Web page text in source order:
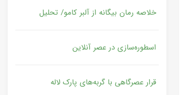
خلاصه رمان بیگانه از آلبر کامو/ تحلیل
اسطوره‌سازی در عصر آنلاین
قرار عصرگاهی با گربه‌های پارک لاله